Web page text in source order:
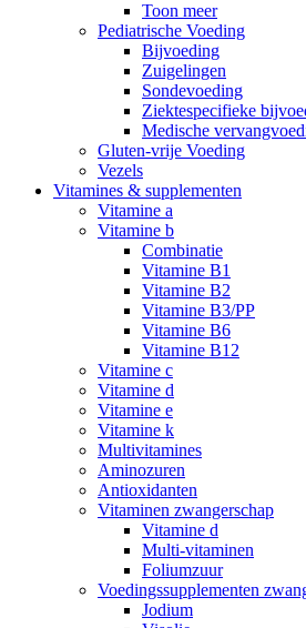
Toon meer
Pediatrische Voeding
Bijvoeding
Zuigelingen
Sondevoeding
Ziektespecifieke
Medische
Gluten-vrije Voeding
Vezels
Vitamines & supplementen
Vitamine a
Vitamine b
Combinatie
Vitamine B1
Vitamine B2
Vitamine B3/PP
Vitamine B6
Vitamine B12
Vitamine c
Vitamine d
Vitamine e
Vitamine k
Multivitamines
Aminozuren
Antioxidanten
Vitaminen zwangerschap
Vitamine d
Multi-vitaminen
Foliumzuur
Voedingssupplementen
Jodium